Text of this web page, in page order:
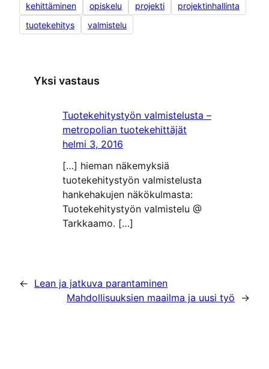
kehittäminen opiskelu projekti
projektinhallinta
tuotekehitys
valmistelu
Yksi vastaus
Tuotekehitystyön valmistelusta –
metropolian tuotekehittäjät
helmi 3, 2016
[…] hieman näkemyksiä
tuotekehitystyön valmistelusta
hankehakujen näkökulmasta:
Tuotekehitystyön valmistelu @
Tarkkaamo. […]
← Lean ja jatkuva parantaminen
Mahdollisuuksien maailma ja uusi työ
→